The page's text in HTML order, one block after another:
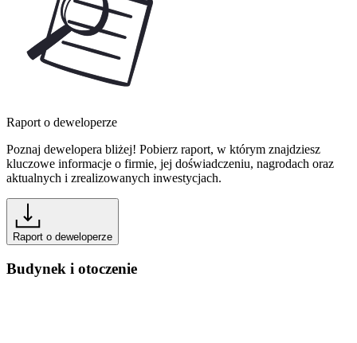
Raport o deweloperze
Poznaj dewelopera bliżej! Pobierz raport, w którym znajdziesz
kluczowe informacje o firmie, jej doświadczeniu, nagrodach oraz
aktualnych i zrealizowanych inwestycjach.
Raport o deweloperze
Budynek i otoczenie